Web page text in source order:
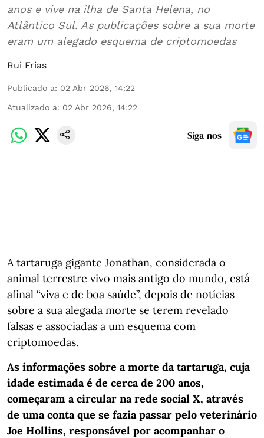
anos e vive na ilha de Santa Helena, no
Atlântico Sul. As publicações sobre a sua morte
eram um alegado esquema de criptomoedas
Rui Frias
Publicado a: 02 Abr 2026, 14:22
Atualizado a: 02 Abr 2026, 14:22
Siga-nos
A tartaruga gigante Jonathan, considerada o
animal terrestre vivo mais antigo do mundo, está
afinal “viva e de boa saúde”, depois de notícias
sobre a sua alegada morte se terem revelado
falsas e associadas a um esquema com
criptomoedas.
As informações sobre a morte da tartaruga, cuja
idade estimada é de cerca de 200 anos,
começaram a circular na rede social X, através
de uma conta que se fazia passar pelo veterinário
Joe Hollins, responsável por acompanhar o